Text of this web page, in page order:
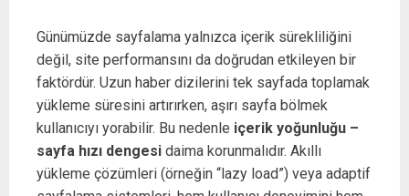
Günümüzde sayfalama yalnızca içerik sürekliliğini
değil, site performansını da doğrudan etkileyen bir
faktördür. Uzun haber dizilerini tek sayfada toplamak
yükleme süresini artırırken, aşırı sayfa bölmek
kullanıcıyı yorabilir. Bu nedenle içerik yoğunluğu –
sayfa hızı dengesi daima korunmalıdır. Akıllı
yükleme çözümleri (örneğin “lazy load”) veya adaptif